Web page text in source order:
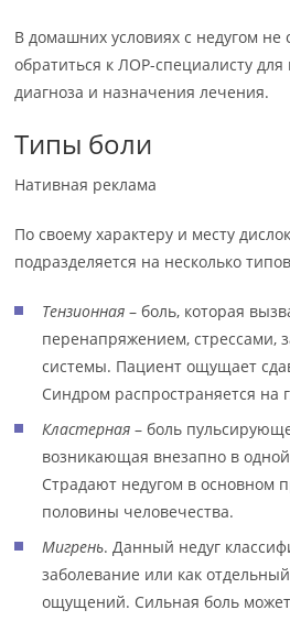
В домашних условиях с недугом не
обратиться к ЛОР-специалисту
диагноза и назначения лечения.
Типы боли
Нативная реклама
По своему характеру и месту
подразделяется на несколько
Тензионная – боль, которая
перенапряжением, стрессами,
системы. Пациент ощущает
Синдром распространяется
Кластерная – боль
возникающая внезапно в
Страдают недугом в основном
половины человечества.
Мигрень. Данный недуг
заболевание или как
ощущений. Сильная боль